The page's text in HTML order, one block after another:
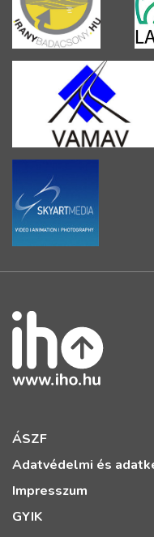
ÁSZF
Adatvédelmi és
Impresszum
GYIK